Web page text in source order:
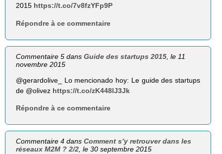
2015 https://t.co/7v8fzYFp9P
Répondre à ce commentaire
Commentaire 5 dansGuide des startups 2015 , le 11
novembre 2015
@gerardolive_ Lo mencionado hoy: Le guide des startups
de @olivez https://t.co/zK448lJ3Jk
Répondre à ce commentaire
Commentaire 4 dansComment s’y retrouver dans les
réseaux M2M ? 2/2 , le 30 septembre 2015